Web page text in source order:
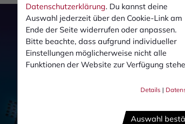
Datenschutzerklärung. Du kannst deine
Auswahl jederzeit über den Cookie-Link am
Ende der Seite widerrufen oder anpassen.
Bitte beachte, dass aufgrund individueller
Einstellungen möglicherweise nicht alle
Funktionen der Website zur Verfügung
Details |
Auswahl